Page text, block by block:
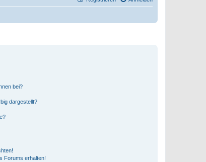
bei?
dargestellt?
Forums erhalten!